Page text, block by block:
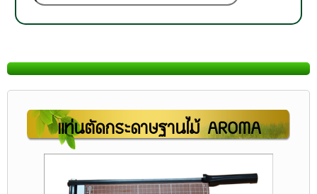
แท่นตัดกระดาษฐานไม้ AROMA